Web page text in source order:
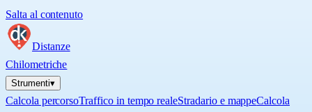
Salta al contenuto
Distanze
Chilometriche
Strumenti▾
Calcola percorsoTraffico in tempo realeStradario e mappeCalcola